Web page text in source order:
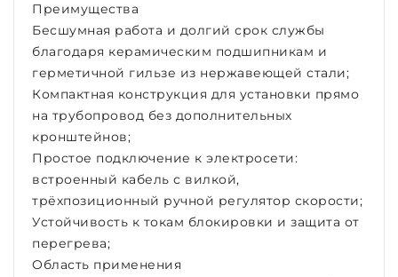
Преимущества
Бесшумная работа и долгий срок службы
благодаря керамическим подшипникам и
герметичной гильзе из нержавеющей стали;
Компактная конструкция для установки прямо
на трубопровод без дополнительных
кронштейнов;
Простое подключение к электросети:
встроенный кабель с вилкой,
трёхпозиционный ручной регулятор скорости;
Устойчивость к токам блокировки и защита от
перегрева;
Область применения